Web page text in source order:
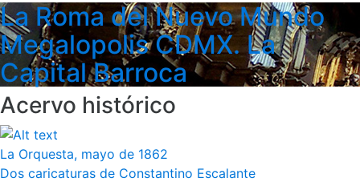
La Roma del Nuevo Mundo
Megalopolis CDMX. La
Capital Barroca
Acervo histórico
La Orquesta, mayo de 1862
Dos caricaturas de Constantino Escalante